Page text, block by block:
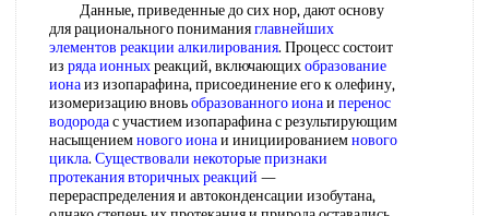
Данные, приведенные до сих нор, дают основу
для рационального пониманияглавнейших
элементов реакции алкилирования. Процесс состоит
из ряда ионныхреакций, включающихобразование
ионаиз изопарафина, присоединение его к олефину,
изомеризацию вновьобразованного ионаи перенос
водородас участием изопарафина с результирующим
насыщениемнового ионаи инициированиемнового
цикла. Существовали некоторыепризнаки
протеканиявторичных реакций —
перераспределения и автоконденсации изобутана,